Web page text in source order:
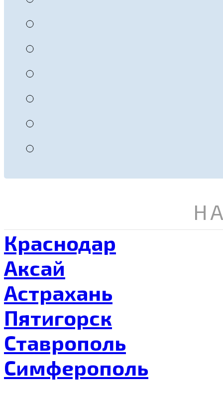
Краснодар
Аксай
Астрахань
Пятигорск
Ставрополь
Симферополь